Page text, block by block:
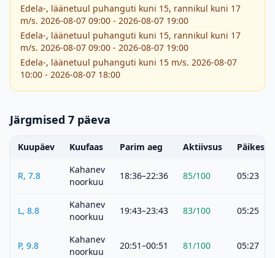
Edela-, läänetuul puhanguti kuni 15, rannikul kuni 17
m/s. 2026-08-07 09:00 - 2026-08-07 19:00
Edela-, läänetuul puhanguti kuni 15, rannikul kuni 17
m/s. 2026-08-07 09:00 - 2026-08-07 19:00
Edela-, läänetuul puhanguti kuni 15 m/s. 2026-08-07
10:00 - 2026-08-07 18:00
Järgmised 7 päeva
Kuupäev Kuufaas Parim aeg Aktiivsus
R, 7.8
Kahanev
noorkuu
18:36–22:36 85/100 05:23
L, 8.8
Kahanev
noorkuu
19:43–23:43 83/100 05:25
P, 9.8
Kahanev
noorkuu
20:51–00:51 81/100 05:27